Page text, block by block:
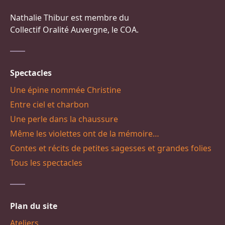
Nathalie Thibur est membre du
Collectif Oralité Auvergne, le COA.
Spectacles
Une épine nommée Christine
Entre ciel et charbon
Une perle dans la chaussure
Même les violettes ont de la mémoire…
Contes et récits de petites sagesses et grandes folies
Tous les spectacles
Plan du site